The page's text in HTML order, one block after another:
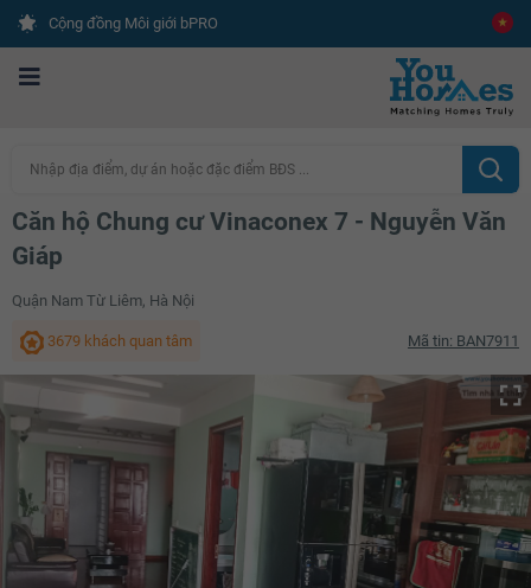
Cộng đồng Môi giới bPRO
Nhập địa điểm, dự án hoặc đặc điểm BĐS ...
Căn hộ Chung cư Vinaconex 7 - Nguyễn Văn
Giáp
Quận Nam Từ Liêm, Hà Nội
3679 khách quan tâm Mã tin: BAN7911